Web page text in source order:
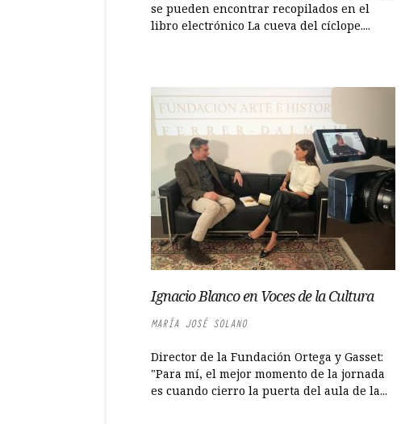
se pueden encontrar recopilados en el
libro electrónico La cueva del cíclope....
Ignacio Blanco en Voces de la Cultura
MARÍA JOSÉ SOLANO
Director de la Fundación Ortega y Gasset:
"Para mí, el mejor momento de la jornada
es cuando cierro la puerta del aula de la...